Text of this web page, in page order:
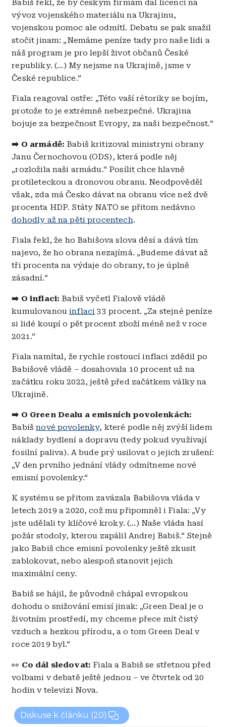
Babiš řekl, že by českým firmám dal licenci na
vývoz vojenského materiálu na Ukrajinu,
vojenskou pomoc ale odmítl. Debatu se pak snažil
stočit jinam: „Nemáme peníze tady pro naše lidi a
náš program je pro lepší život občanů České
republiky. (...) My nejsme na Ukrajině, jsme v
České republice.“
Fiala reagoval ostře: „Této vaší rétoriky se bojím,
protože to je extrémně nebezpečné. Ukrajina
bojuje za bezpečnost Evropy, za naši bezpečnost.“
➡️ O armádě: Babiš kritizoval ministryni obrany
Janu Černochovou (ODS), která podle něj
„rozložila naši armádu.“ Posílit chce hlavně
protileteckou a dronovou obranu. Neodpověděl
však, zda má Česko dávat na obranu více než dvě
procenta HDP. Státy NATO se přitom nedávno
dohodly až na pěti procentech.
Fiala řekl, že ho Babišova slova děsí a dává tím
najevo, že ho obrana nezajímá. „Budeme dávat až
tři procenta na výdaje do obrany, to je úplně
zásadní.“
➡️ O inflaci: Babiš vyčetl Fialově vládě
kumulovanouinflaci 33 procent. „Za stejné peníze
si lidé koupí o pět procent zboží méně než v roce
2021.“
Fiala namítal, že rychle rostoucí inflaci zdědil po
Babišově vládě – dosahovala 10 procent už na
začátku roku 2022, ještě před začátkem války na
Ukrajině.
➡️ O Green Dealu a emisních povolenkách:
Babišnové povolenky, které podle něj zvýší lidem
náklady bydlení a dopravu (tedy pokud využívají
fosilní paliva). A bude prý usilovat o jejich zrušení:
„V den prvního jednání vlády odmítneme nové
emisní povolenky.“
K systému se přitom zavázala Babišova vláda v
letech 2019 a 2020, což mu připomněl i Fiala: „Vy
jste udělali ty klíčové kroky. (...) Naše vláda hasí
požár stodoly, kterou zapálil Andrej Babiš.“ Stejně
jako Babiš chce emisní povolenky ještě zkusit
zablokovat, nebo alespoň stanovit jejich
maximální ceny.
Babiš se hájil, že původně chápal evropskou
dohodu o snižování emisí jinak: „Green Deal je o
životním prostředí, my chceme přece mít čistý
vzduch a hezkou přírodu, a o tom Green Deal v
roce 2019 byl.“
👀 Co dál sledovat: Fiala a Babiš se střetnou před
volbami v debatě ještě jednou – ve čtvrtek od 20
hodin v televizi Nova.
Diskuse k článku (20)